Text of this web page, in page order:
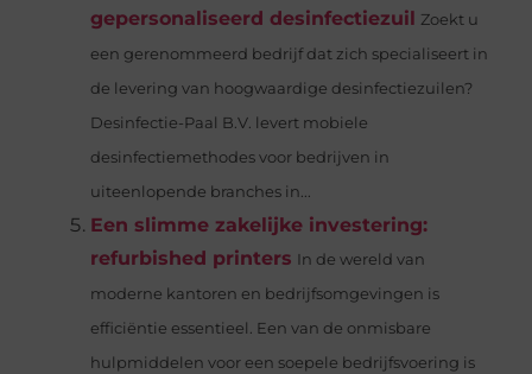
gepersonaliseerd desinfectiezuil Zoekt u
een gerenommeerd bedrijf dat zich specialiseert in
de levering van hoogwaardige desinfectiezuilen?
Desinfectie-Paal B.V. levert mobiele
desinfectiemethodes voor bedrijven in
uiteenlopende branches in...
Een slimme zakelijke investering:
refurbished printers In de wereld van
moderne kantoren en bedrijfsomgevingen is
efficiëntie essentieel. Een van de onmisbare
hulpmiddelen voor een soepele bedrijfsvoering is